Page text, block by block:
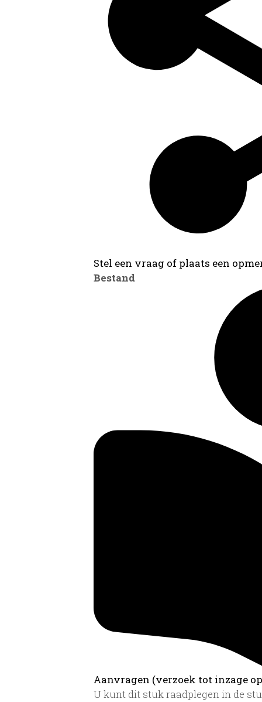
Stel een vraag of plaats een
Bestand
Aanvragen (verzoek tot inzage
U kunt dit stuk raadplegen in de